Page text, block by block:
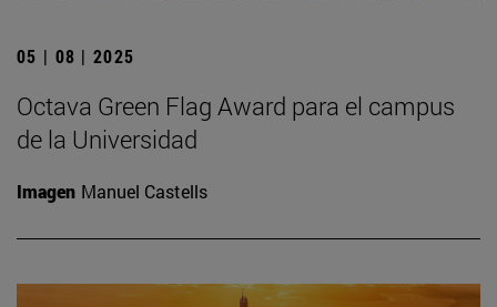
05 | 08 | 2025
Octava Green Flag Award para el campus
de la Universidad
Imagen Manuel Castells